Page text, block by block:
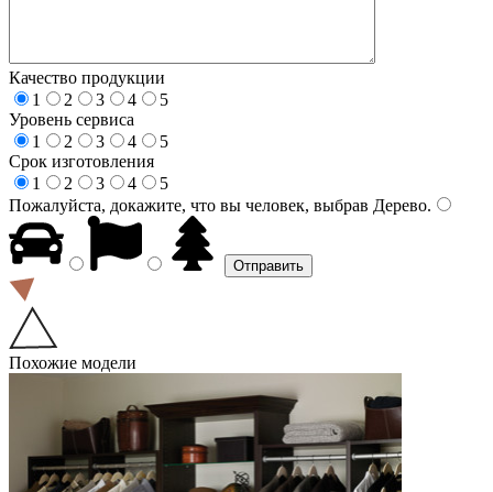
Качество продукции
1
2 3 4
5
Уровень сервиса
1
2 3 4
5
Срок изготовления
1
2 3 4
5
Пожалуйста, докажите, что вы человек, выбрав Дерево.
Похожие модели